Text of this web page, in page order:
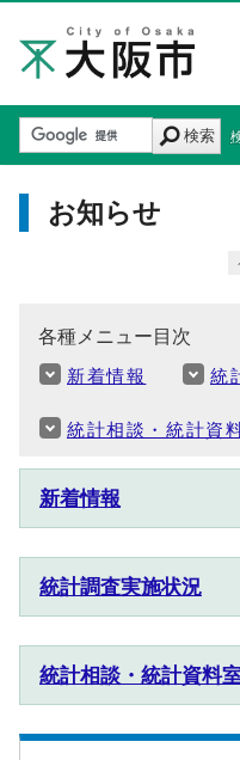
検索
お知らせ
各種メニュー目次
新着情報 統
統計相談・統計資
新着情報
統計調査実施状況
統計相談・統計資料